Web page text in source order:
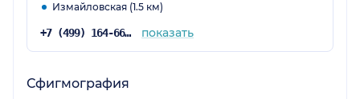
Измайловская (1.5 км)
+7 (499) 164-66-20 показать
Сфигмография